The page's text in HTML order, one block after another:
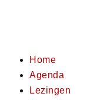
Home
Agenda
Lezingen